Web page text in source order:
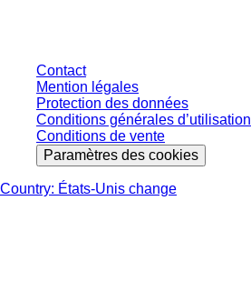
Contact
Mention légales
Protection des données
Conditions générales d’utilisation
Conditions de vente
Paramètres des cookies
Country: États-Unis change